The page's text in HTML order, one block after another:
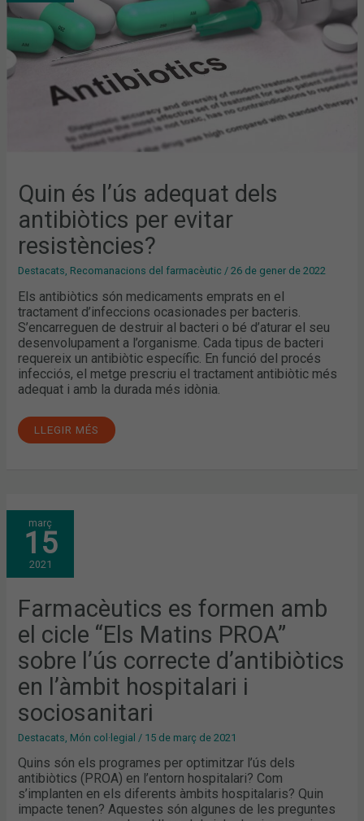
Quin és l’ús adequat dels
antibiòtics per evitar
resistències?
Destacats Recomanacions del farmacèutic /26 de gener de 2022
Els antibiòtics són medicaments emprats en el
tractament d’infeccions ocasionades per bacteris.
S’encarreguen de destruir al bacteri o bé d’aturar el seu
desenvolupament a l’organisme. Cada tipus de bacteri
requereix un antibiòtic específic. En funció del procés
infecciós, el metge prescriu el tractament antibiòtic més
adequat i amb la durada més idònia.
EVITAR
RESISTÈNCIES?
LLEGIR MÉS
març
15
2021
Farmacèutics es formen amb
el cicle “Els Matins PROA”
sobre l’ús correcte d’antibiòtics
en l’àmbit hospitalari i
sociosanitari
Destacats Món col·legial / 15 de març de 2021
Quins són els programes per optimitzar l’ús dels
antibiòtics (PROA) en l’entorn hospitalari? Com
s’implanten en els diferents àmbits hospitalaris? Quin
impacte tenen? Aquestes són algunes de les preguntes
FARMACÈUTICS
ES
FORMEN
AMB
EL
CICLE
“ELS
SOBRE
L’ÚS
CORRECTE
D’ANTIBIÒTICS
EN
L’ÀMBIT
HOSPITALARI
I
SOCIOSANITARI